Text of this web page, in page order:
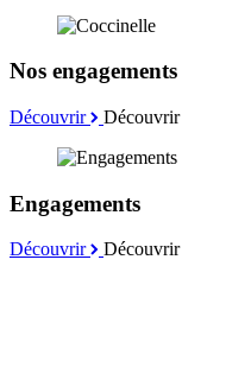
Nos engagements
Découvrir Découvrir
Engagements
Découvrir Découvrir